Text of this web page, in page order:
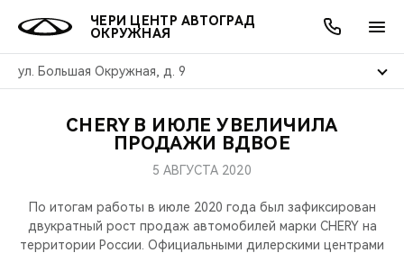
ЧЕРИ ЦЕНТР АВТОГРАД
ОКРУЖНАЯ
ул. Большая Окружная, д. 9
МОДЕЛИ
КРОССОВЕРЫ
ПОКУПАТЕЛЯМ
КРЕДИТ И СТРАХОВАНИЕ
ВЛАДЕЛЬЦАМ
ЗАПЧАСТИ И АКСЕССУАРЫ
МИР CHERY
О БРЕНДЕ
АКЦИИ
ОНЛАЙН СЕРВИСЫ
КРЕДИТ
О КОМПАНИИ
МЫ В СОЦСЕТЯХ
CHERY В ИЮЛЕ УВЕЛИЧИЛА
ПРОДАЖИ ВДВОЕ
5 АВГУСТА 2020
По итогам работы в июле 2020 года был зафиксирован
двукратный рост продаж автомобилей марки CHERY на
территории России. Официальными дилерскими центрами